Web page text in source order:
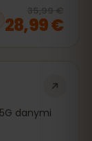
35,99 €
28,99 €
danymi